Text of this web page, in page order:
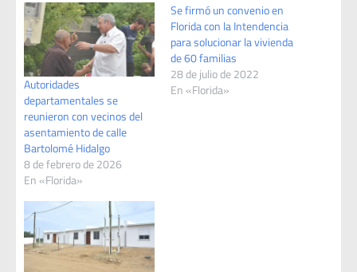
Autoridades
departamentales se
reunieron con vecinos del
asentamiento de calle
Bartolomé Hidalgo
8 de febrero de 2026
En «Florida»
Se firmó un convenio en
Florida con la Intendencia
para solucionar la vivienda
de 60 familias
28 de julio de 2022
En «Florida»